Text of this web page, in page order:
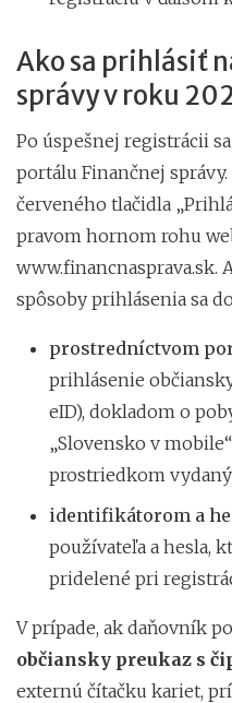
Ako sa prihlásiť
správy v roku
Po úspešnej registrácii
portálu Finančnej
červeného tlačidla
pravom hornom rohu
www.financnasprava.sk.
spôsoby prihlásenia sa
prostredníctvom
prihlásenie
eID), dokladom o
„Slovensko v
prostriedkom
identifikátorom a
používateľa a hesla,
pridelené pri
V prípade, ak daňovník
občiansky preukaz s
externú čítačku kariet,